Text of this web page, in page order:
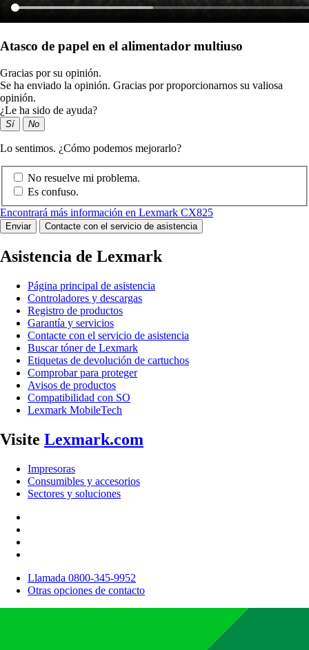
Atasco de papel en el alimentador multiuso
Gracias por su opinión.
Se ha enviado la opinión. Gracias por proporcionarnos su valiosa
opinión.
¿Le ha sido de ayuda?
Sí No
Lo sentimos. ¿Cómo podemos mejorarlo?
No resuelve mi problema.
Es confuso.
Encontrará más información en Lexmark CX825
Enviar Contacte con el servicio de asistencia
Asistencia de Lexmark
Página principal de asistencia
Controladores y descargas
Registro de productos
Garantía y servicios
Contacte con el servicio de asistencia
Buscar tóner de Lexmark
Etiquetas de devolución de cartuchos
Comprobar para proteger
Avisos de productos
Compatibilidad con SO
Lexmark MobileTech
Visite Lexmark.com
Impresoras
Consumibles y accesorios
Sectores y soluciones
Llamada 0800-345-9952
Otras opciones de contacto